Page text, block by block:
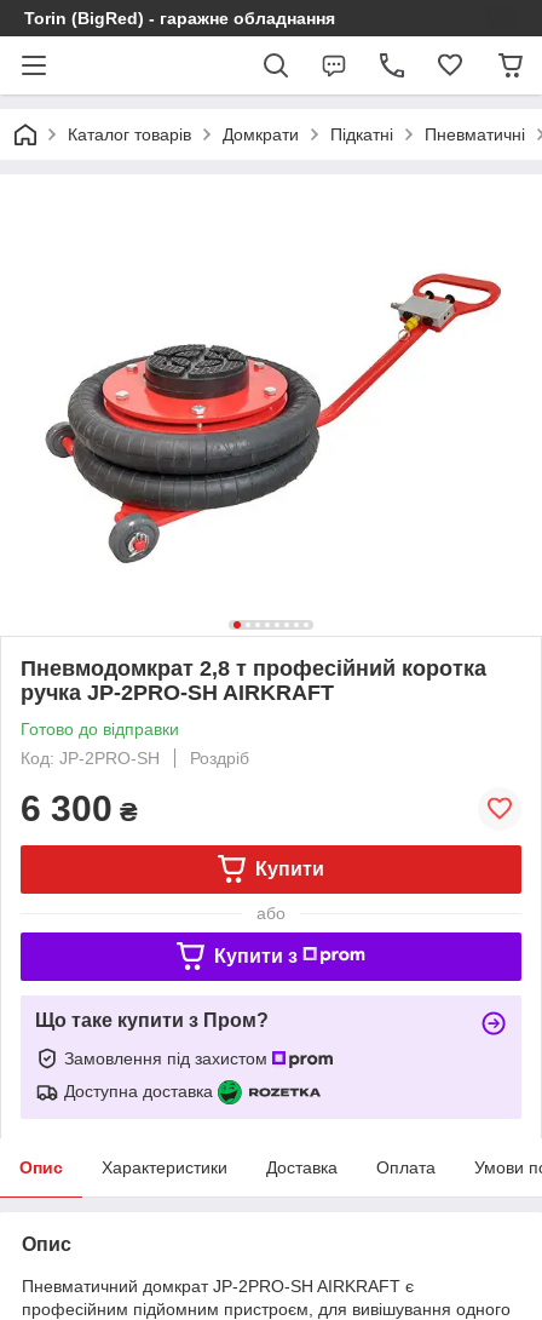
Torin (BigRed) - гаражне обладнання
Каталог товарів Домкрати Підкатні Пневматичні
Пневмодомкрат 2,8 т професійний коротка
ручка JP-2PRO-SH AIRKRAFT
Готово до відправки
Код: JP-2PRO-SH
Роздріб
6 300 ₴
Купити
або
Купити з
Що таке купити з Пром?
Замовлення під захистом
Доступна доставка
Опис Характеристики Доставка Оплата Умови
Опис
Пневматичний домкрат JP-2PRO-SH AIRKRAFT є
професійним підйомним пристроєм, для вивішування одного